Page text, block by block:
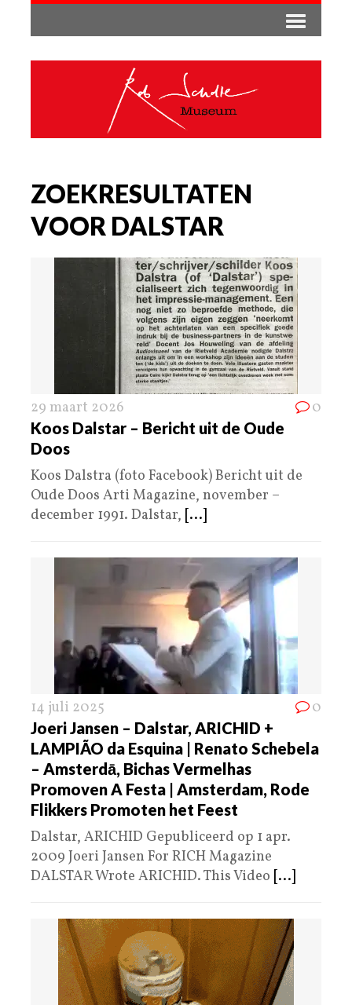
ZOEKRESULTATEN
VOOR DALSTAR
29 maart 2026 0
Koos Dalstar – Bericht uit de Oude
Doos
Koos Dalstra (foto Facebook) Bericht uit de
Oude Doos Arti Magazine, november –
december 1991. Dalstar, [...]
14 juli 2025 0
Joeri Jansen – Dalstar, ARICHID +
LAMPIÃO da Esquina | Renato Schebela
– Amsterdā, Bichas Vermelhas
Promoven A Festa | Amsterdam, Rode
Flikkers Promoten het Feest
Dalstar, ARICHID Gepubliceerd op 1 apr.
2009 Joeri Jansen For RICH Magazine
DALSTAR Wrote ARICHID. This Video [...]